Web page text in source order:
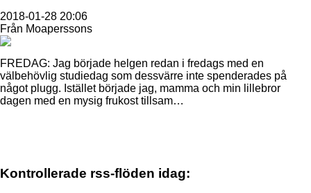
2018-01-28 20:06
Från Moaperssons
FREDAG: Jag började helgen redan i fredags med en
välbehövlig studiedag som dessvärre inte spenderades på
något plugg. Istället började jag, mamma och min lillebror
dagen med en mysig frukost tillsam…
Kontrollerade rss-flöden idag: